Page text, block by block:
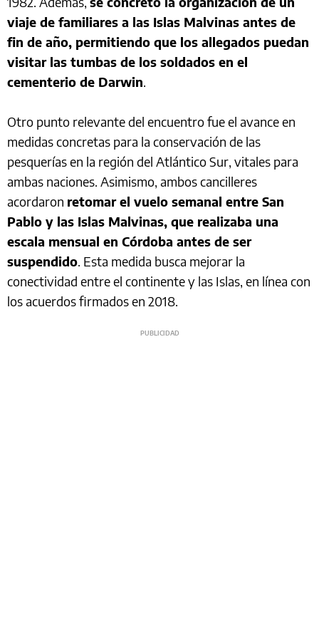
viaje de familiares a las Islas Malvinas antes de
fin de año, permitiendo que los allegados puedan
visitar las tumbas de los soldados en el
cementerio de Darwin.
Otro punto relevante del encuentro fue el avance en
medidas concretas para la conservación de las
pesquerías en la región del Atlántico Sur, vitales para
ambas naciones. Asimismo, ambos cancilleres
acordaron retomar el vuelo semanal entre San
Pablo y las Islas Malvinas, que realizaba una
escala mensual en Córdoba antes de ser
suspendido. Esta medida busca mejorar la
conectividad entre el continente y las Islas, en línea con
los acuerdos firmados en 2018.